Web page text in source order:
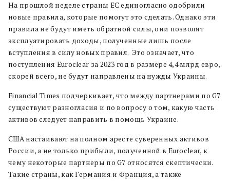
На прошлой неделе страны ЕС единогласно одобрили
новые правила, которые помогут это сделать. Однако эти
правила не будут иметь обратной силы, они позволят
эксплуатировать доходы, полученные лишь после
вступления в силу новых правил. Это означает, что
поступления Euroclear за 2023 год в размере 4,4 млрд евро,
скорей всего, не будут направлены на нужды Украины.
Financial Times подчеркивает, что между партнерами по G7
существуют разногласия и по вопросу о том, какую часть
активов следует направить в помощь Украине.
США настаивают на полном аресте суверенных активов
России, а не только прибыли, полученной в Euroclear, к
чему некоторые партнеры по G7 относятся скептически.
Такие страны, как Германия и Франция, а также